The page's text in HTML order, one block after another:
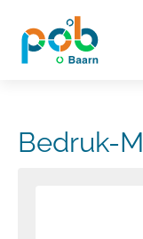
Bedruk-M